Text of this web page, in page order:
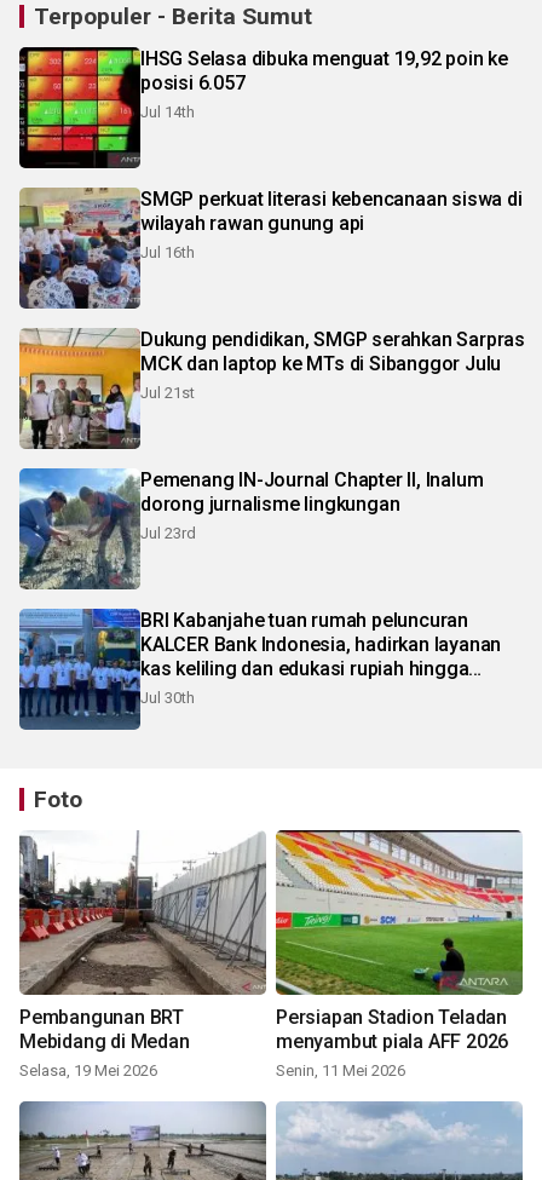
Terpopuler - Berita Sumut
IHSG Selasa dibuka menguat 19,92 poin ke
posisi 6.057
Jul 14th
SMGP perkuat literasi kebencanaan siswa di
wilayah rawan gunung api
Jul 16th
Dukung pendidikan, SMGP serahkan Sarpras
MCK dan laptop ke MTs di Sibanggor Julu
Jul 21st
Pemenang IN-Journal Chapter II, Inalum
dorong jurnalisme lingkungan
Jul 23rd
BRI Kabanjahe tuan rumah peluncuran
KALCER Bank Indonesia, hadirkan layanan
kas keliling dan edukasi rupiah hingga
pelosok Karo
Jul 30th
Foto
Pembangunan BRT
Mebidang di Medan
Selasa, 19 Mei 2026
Persiapan Stadion Teladan
menyambut piala AFF 2026
Senin, 11 Mei 2026